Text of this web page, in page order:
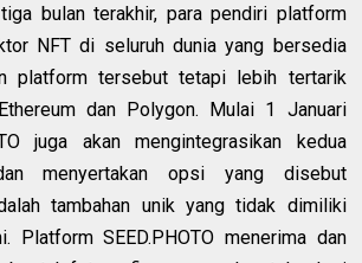
bulan terakhir, para pendiri platform
NFT di seluruh dunia yang bersedia
platform tersebut tetapi lebih tertarik
dan Polygon. Mulai 1 Januari
juga akan mengintegrasikan kedua
menyertakan opsi yang disebut
tambahan unik yang tidak dimiliki
Platform SEED.PHOTO menerima dan